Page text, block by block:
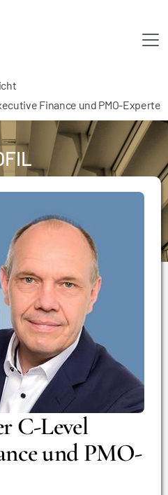
Finance und PMO-Experte
C-Level
und PMO-